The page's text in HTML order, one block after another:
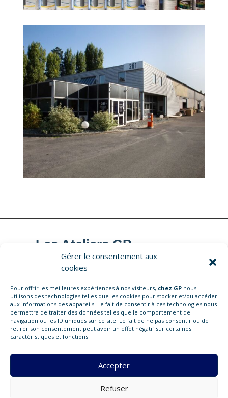
Gérer le consentement aux
cookies
Pour offrir les meilleures expériences à nos visiteurs, chez GP nous
utilisons des technologies telles que les cookies pour stocker et/ou accéder
aux informations des appareils. Le fait de consentir à ces technologies nous
permettra de traiter des données telles que le comportement de
navigation ou les ID uniques sur ce site. Le fait de ne pas consentir ou de
retirer son consentement peut avoir un effet négatif sur certaines
caractéristiques et fonctions.
Accepter
Refuser
Les Ateliers GP
281 chaussée Jules César
95250 BEAUCHAMP
01 . 84 . 74 . 07 . 02
contact@gasoilproductions.com
www.lesateliersgp.com